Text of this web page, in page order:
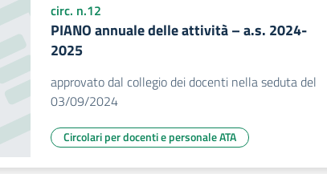
circ. n.12
PIANO annuale delle attività – a.s. 2024-
2025
approvato dal collegio dei docenti nella seduta del
03/09/2024
Circolari per docenti e personale ATA